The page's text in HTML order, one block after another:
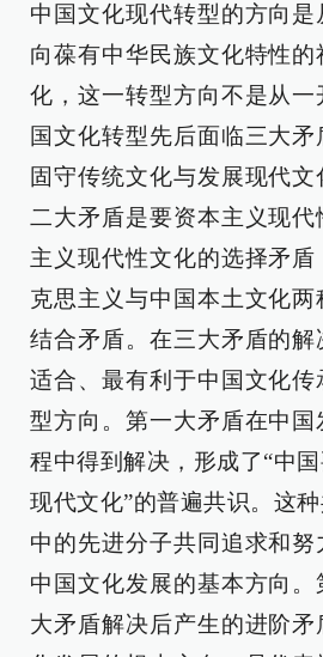
中国文化现代转型的方向
向葆有中华民族文化特性
化，这一转型方向不是从一
国文化转型先后面临三大
固守传统文化与发展现代
二大矛盾是要资本主义现
主义现代性文化的选择矛
克思主义与中国本土文化
结合矛盾。在三大矛盾的
适合、最有利于中国文化
型方向。第一大矛盾在中
程中得到解决，形成了“中
现代文化”的普遍共识。这
中的先进分子共同追求和努
中国文化发展的基本方向
大矛盾解决后产生的进阶